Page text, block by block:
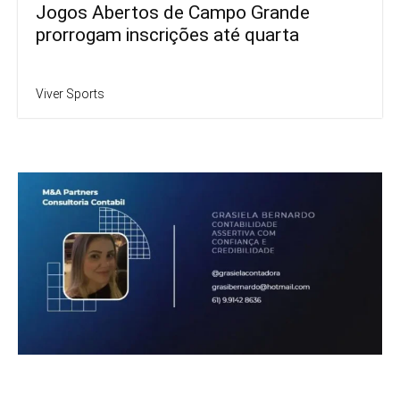
Jogos Abertos de Campo Grande
prorrogam inscrições até quarta
Viver Sports